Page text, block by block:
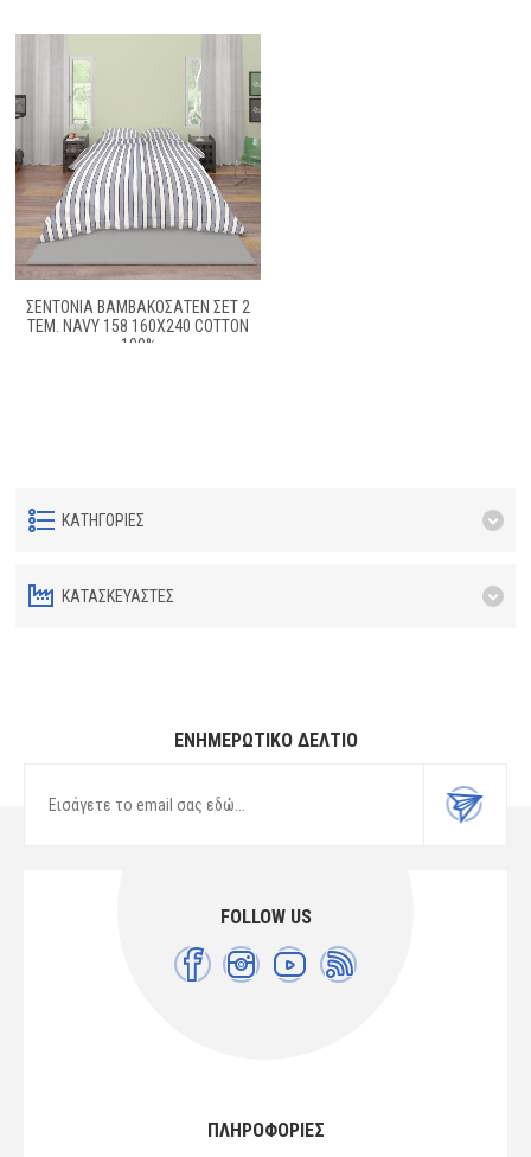
ΣΕΝΤΟΝΙΑ ΒΑΜΒΑΚΟΣΑΤΕΝ ΣΕΤ 2
ΤΕΜ. NAVY 158 160X240 COTTON
100%
ΚΑΤΗΓΟΡΊΕΣ
ΚΑΤΑΣΚΕΥΑΣΤΈΣ
ΕΝΗΜΕΡΩΤΙΚΌ ΔΕΛΤΊΟ
FOLLOW US
ΠΛΗΡΟΦΟΡΙΕΣ